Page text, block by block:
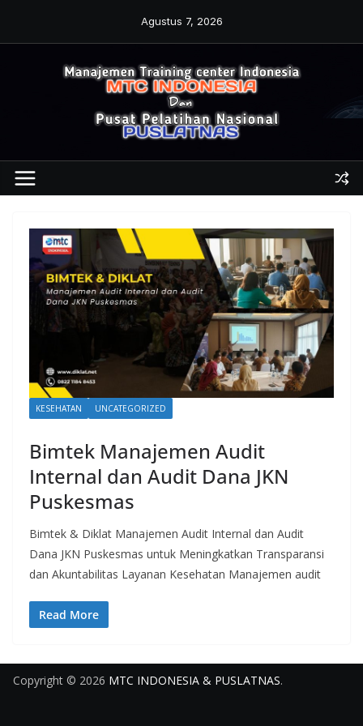
Agustus 7, 2026
KESEHATAN UNCATEGORIZED
Bimtek Manajemen Audit
Internal dan Audit Dana JKN
Puskesmas
Bimtek & Diklat Manajemen Audit Internal dan Audit
Dana JKN Puskesmas untuk Meningkatkan Transparansi
dan Akuntabilitas Layanan Kesehatan Manajemen audit
Read More
Copyright © 2026 MTC INDONESIA & PUSLATNAS.